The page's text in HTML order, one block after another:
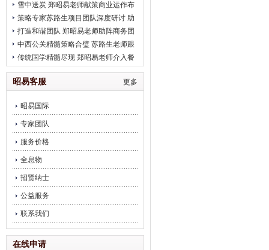
公关 卖给消费者的是一种品味
雪中送炭 郑昭易老师献策商业运作布
局
策略专家苏路生项目团队深度研讨 助
推2012北京平谷健身会
打造和谐团队 郑昭易老师助阵商务团
队凝聚力建设
中西公关精髓策略合璧 苏路生老师跟
进2012初明玉水墨画展
传统国学精髓尽现 郑昭易老师介入餐
饮企业调理
更多
昭易客服
昭易国际
专家团队
服务价格
全息物
招贤纳士
公益服务
联系我们
在线申请